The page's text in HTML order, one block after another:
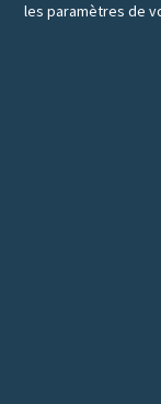
les paramètres de